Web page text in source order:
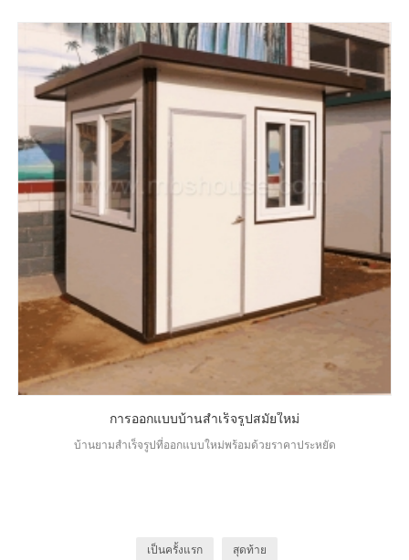
การออกแบบบ้านสำเร็จรูปสมัยใหม่
บ้านยามสำเร็จรูปที่ออกแบบใหม่พร้อมด้วยราคาประหยัด
เป็นครั้งแรก
สุดท้าย